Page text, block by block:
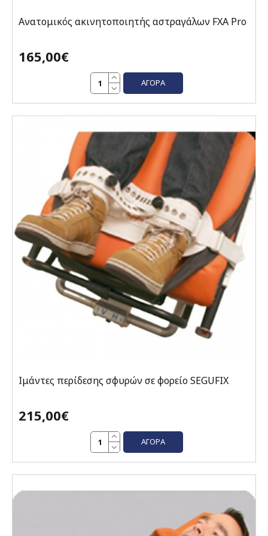
Ανατομικός ακινητοποιητής αστραγάλων FXA Pro
165,00€
ΑΓΟΡΆ
Ιμάντες περίδεσης σφυρών σε φορείο SEGUFIX
215,00€
ΑΓΟΡΆ